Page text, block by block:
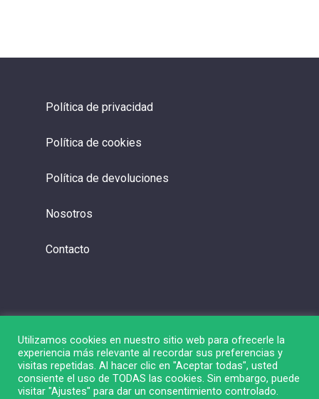
Política de privacidad
Política de cookies
Política de devoluciones
Nosotros
Contacto
© 2026 Liga de Bolsa.
Utilizamos cookies en nuestro sitio web para ofrecerle la
experiencia más relevante al recordar sus preferencias y
visitas repetidas. Al hacer clic en "Aceptar todas", usted
consiente el uso de TODAS las cookies. Sin embargo, puede
visitar "Ajustes" para dar un consentimiento controlado.